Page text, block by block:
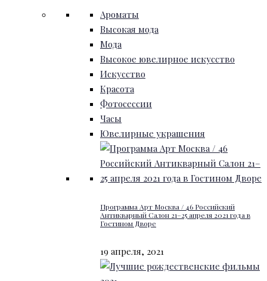
Ароматы
Высокая мода
Мода
Высокое ювелирное искусство
Искусство
Красота
Фотосессии
Часы
Ювелирные украшения
Программа Арт Москва / 46 Российский
Антикварный Салон 21–25 апреля 2021 года в
Гостином Дворе
19 апреля, 2021